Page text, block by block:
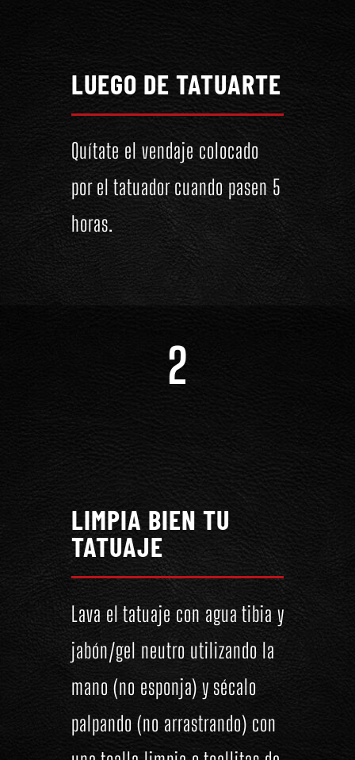
LUEGO DE TATUARTE
Quítate el vendaje colocado
por el tatuador cuando pasen 5
horas.
2
LIMPIA BIEN TU
TATUAJE
Lava el tatuaje con agua tibia y
jabón/gel neutro utilizando la
mano (no esponja) y sécalo
palpando (no arrastrando) con